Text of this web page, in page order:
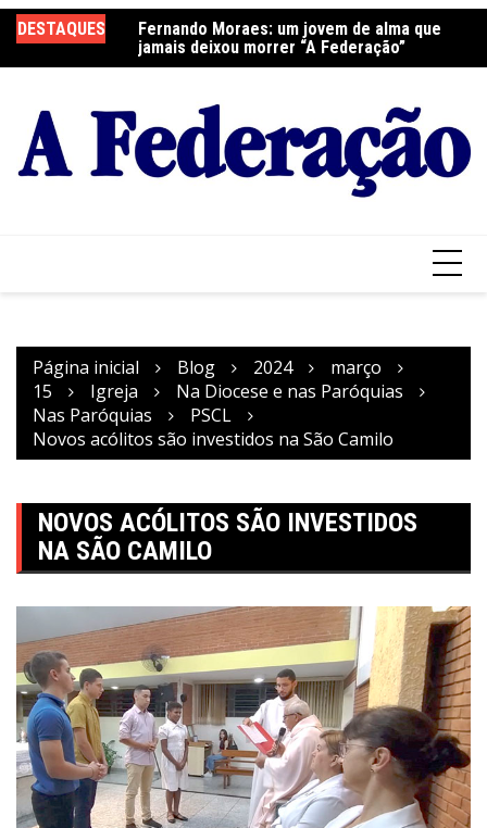
para
o
DESTAQUES
Fernando Moraes: um jovem de alma que
jamais deixou morrer “A Federação”
Curso Oração e Vida na Paróquia São José
Página inicial Blog 2024
março
15
Igreja
Na Diocese e nas Paróquias
Nas Paróquias
PSCL
Novos acólitos são investidos na São Camilo
NOVOS ACÓLITOS SÃO INVESTIDOS
NA SÃO CAMILO